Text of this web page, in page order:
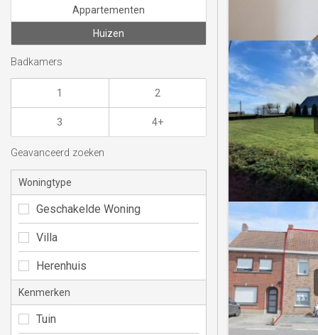
Appartementen
Huizen
Badkamers
1 2
3 4+
Geavanceerd zoeken
Woningtype
Geschakelde Woning
Villa
Herenhuis
Kenmerken
Tuin